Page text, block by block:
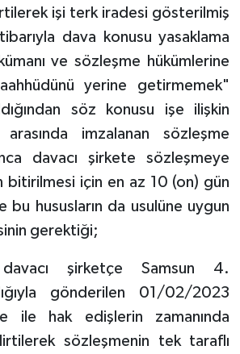
işi terk iradesi gösterilmiş
dava konusu yasaklama
ve sözleşme hükümlerine
yerine getirmemek"
söz konusu işe ilişkin
imzalanan sözleşme
davacı şirkete sözleşmeye
bitirilmesi için en az 10 (on) gün
bu hususların da usulüne uygun
gerektiği;
davacı şirketçe Samsun 4.
gönderilen 01/02/2023
ile hak edişlerin zamanında
sözleşmenin tek taraflı